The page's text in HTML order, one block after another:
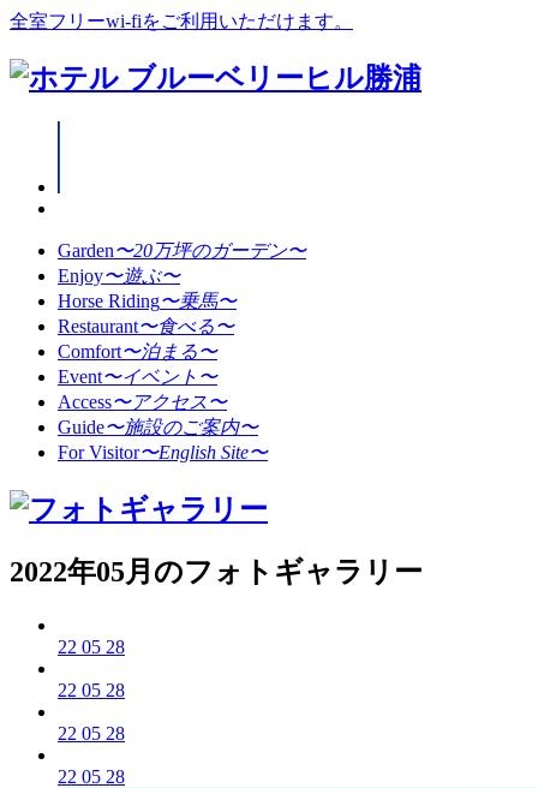
全室フリーwi-fiをご利用いただけます。
Garden〜20万坪のガーデン〜
Enjoy〜遊ぶ〜
Horse Riding〜乗馬〜
Restaurant〜食べる〜
Comfort〜泊まる〜
Event〜イベント〜
Access〜アクセス〜
Guide〜施設のご案内〜
For Visitor〜English Site〜
2022年05月のフォトギャラリー
22 05 28
22 05 28
22 05 28
22 05 28